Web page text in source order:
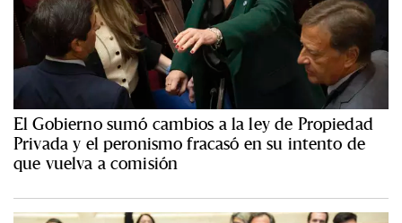
El Gobierno sumó cambios a la ley de Propiedad
Privada y el peronismo fracasó en su intento de
que vuelva a comisión